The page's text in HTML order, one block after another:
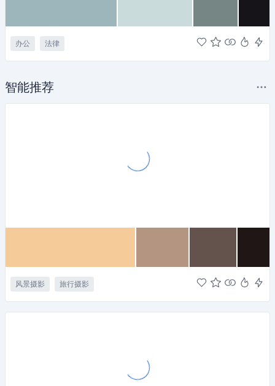
办公 法律
智能推荐
风景摄影 旅行摄影